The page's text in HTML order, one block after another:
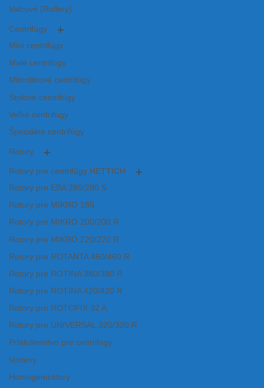
Valcové (Rollery)
Centrifúgy
Mini centrifúgy
Malé centrifúgy
Mikrolitrové centrifúgy
Stolové centrifúgy
Veľké centrifúgy
Špeciálne centrifúgy
Rotory
Rotory pre centrifúgy HETTICH
Rotory pre EBA 280/280 S
Rotory pre MIKRO 185
Rotory pre MIKRO 200/200 R
Rotory pre MIKRO 220/220 R
Rotory pre ROTANTA 460/460 R
Rotory pre ROTINA 380/380 R
Rotory pre ROTINA 420/420 R
Rotory pre ROTOFIX 32 A
Rotory pre UNIVERSAL 320/320 R
Príslušenstvo pre centrifúgy
Vortexy
Homogenizátory